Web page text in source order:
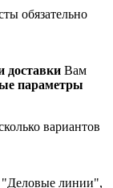
обязательно
доставки Вам
параметры
вариантов
линии",